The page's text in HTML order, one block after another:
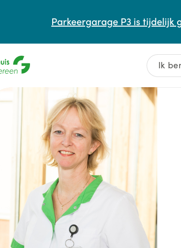
Parkeergarage P3 is tijdelijk